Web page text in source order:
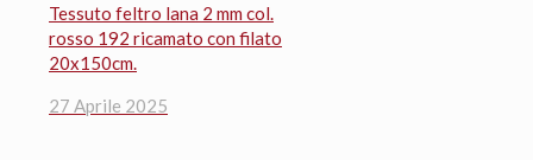
Tessuto feltro lana 2 mm col.
rosso 192 ricamato con filato
20x150cm.
27 Aprile 2025